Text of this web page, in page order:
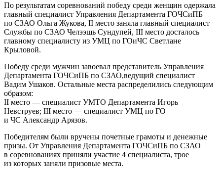
По результатам соревнований победу среди женщин одержала
главный специалист Управления Департамента ГОЧСиПБ
по СЗАО Ольга Жукова, II место заняла главный специалист
Службы по СЗАО Челээшь Сундупей, III место досталось
главному специалисту из УМЦ по ГОиЧС Светлане
Крыловой.
Победу среди мужчин завоевал представитель Управления
Департамента ГОЧСиПБ по СЗАО,ведущий специалист
Вадим Ушаков. Остальные места распределились следующим
образом:
II место — специалист УМТО Департамента Игорь
Невструев; III место — специалист УМЦ по ГО
и ЧС Александр Арязов.
Победителям были вручены почетные грамоты и денежные
призы. От Управления Департамента ГОЧСиПБ по СЗАО
в соревнованиях приняли участие 4 специалиста, трое
из которых заняли призовые места.